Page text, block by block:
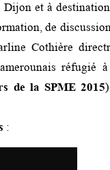
et à
de
Cothière
réfugié
de la SPME 2015
: